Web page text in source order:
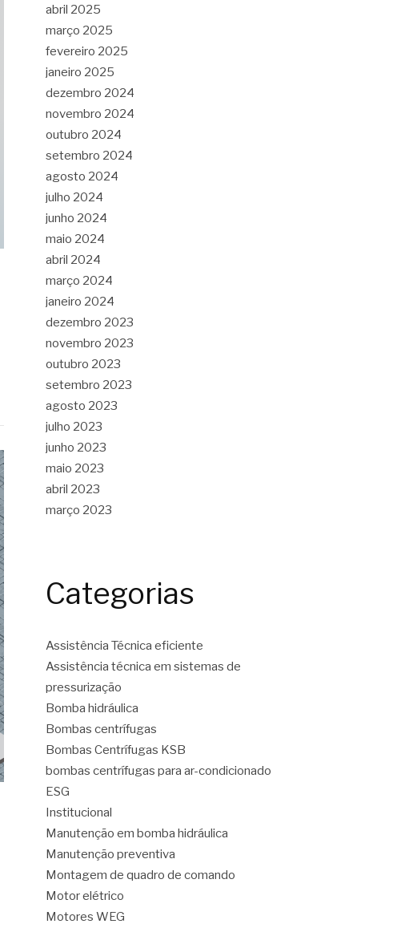
abril 2025
março 2025
fevereiro 2025
janeiro 2025
dezembro 2024
novembro 2024
outubro 2024
setembro 2024
agosto 2024
julho 2024
junho 2024
maio 2024
abril 2024
março 2024
janeiro 2024
dezembro 2023
novembro 2023
outubro 2023
setembro 2023
agosto 2023
julho 2023
junho 2023
maio 2023
abril 2023
março 2023
Categorias
Assistência Técnica eficiente
Assistência técnica em sistemas de
pressurização
Bomba hidráulica
Bombas centrífugas
Bombas Centrífugas KSB
bombas centrífugas para ar-condicionado
ESG
Institucional
Manutenção em bomba hidráulica
Manutenção preventiva
Montagem de quadro de comando
Motor elétrico
Motores WEG